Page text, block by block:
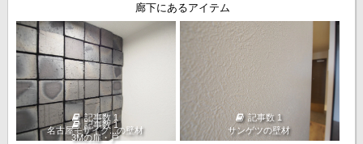
廊下にあるアイテム
記事数 1
名古屋モザイク...の壁材
記事数 1
サンゲツの壁材
記事数 1
3Mの扉・戸